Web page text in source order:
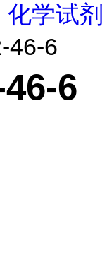
化学试剂
46-6
6